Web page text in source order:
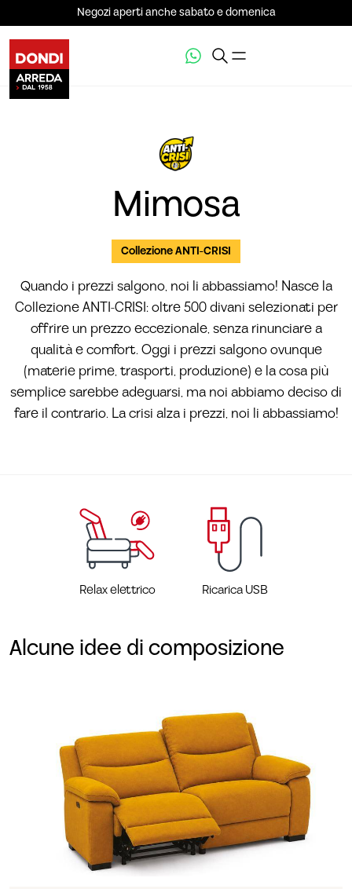
Negozi aperti anche sabato e domenica
VEDI LA GALLERIA (6)
Mimosa
Collezione ANTI-CRISI
Quando i prezzi salgono, noi li abbassiamo! Nasce la
Collezione ANTI-CRISI: oltre 500 divani selezionati per
offrire un prezzo eccezionale, senza rinunciare a
qualità e comfort. Oggi i prezzi salgono ovunque
(materie prime, trasporti, produzione) e la cosa più
semplice sarebbe adeguarsi, ma noi abbiamo deciso di
fare il contrario. La crisi alza i prezzi, noi li abbassiamo!
Relax elettrico Ricarica USB
Alcune idee di composizione